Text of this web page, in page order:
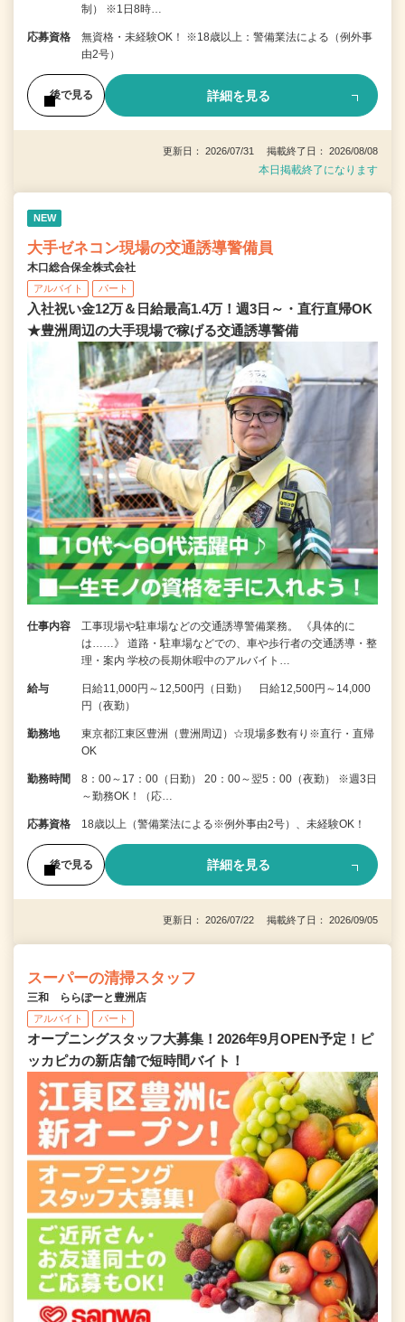
制） ※1日8時…
応募資格
無資格・未経験OK！ ※18歳以上：警備業法による（例外事
由2号）
後で見る 詳細を見る
更新日： 2026/07/31 掲載終了日： 2026/08/08
本日掲載終了になります
NEW
大手ゼネコン現場の交通誘導警備員
木口総合保全株式会社
アルバイト パート
入社祝い金12万＆日給最高1.4万！週3日～・直行直帰OK
★豊洲周辺の大手現場で稼げる交通誘導警備
仕事内容
工事現場や駐車場などの交通誘導警備業務。 《具体的に
は……》 道路・駐車場などでの、車や歩行者の交通誘導・整
理・案内 学校の長期休暇中のアルバイト…
給与
日給11,000円～12,500円（日勤） 日給12,500円～14,000
円（夜勤）
勤務地
東京都江東区豊洲（豊洲周辺）☆現場多数有り※直行・直帰
OK
勤務時間
8：00～17：00（日勤） 20：00～翌5：00（夜勤） ※週3日
～勤務OK！（応…
応募資格 18歳以上（警備業法による※例外事由2号）、未経験OK！
後で見る 詳細を見る
更新日： 2026/07/22 掲載終了日： 2026/09/05
スーパーの清掃スタッフ
三和 ららぽーと豊洲店
アルバイト パート
オープニングスタッフ大募集！2026年9月OPEN予定！ピ
ッカピカの新店舗で短時間バイト！